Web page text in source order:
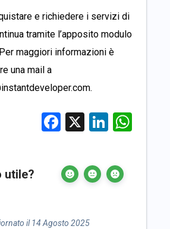
e richiedere i servizi di
tramite l’apposito modulo
maggiori informazioni è
una mail a
.
Facebook
X
utile?
il 14 Agosto 2025